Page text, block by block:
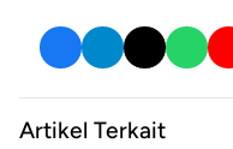
Artikel Terkait